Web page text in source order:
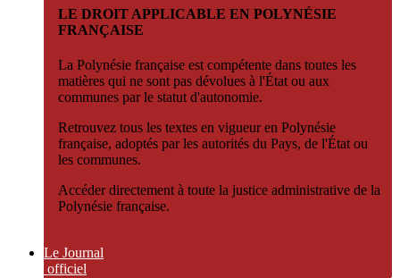
LE DROIT APPLICABLE EN POLYNÉSIE
FRANÇAISE
La Polynésie française est compétente dans toutes les
matières qui ne sont pas dévolues à l'État ou aux
communes par le statut d'autonomie.
Retrouvez tous les textes en vigueur en Polynésie
française, adoptés par les autorités du Pays, de l'État ou
les communes.
Accéder directement à toute la justice administrative de la
Polynésie française.
Le Journal
officiel